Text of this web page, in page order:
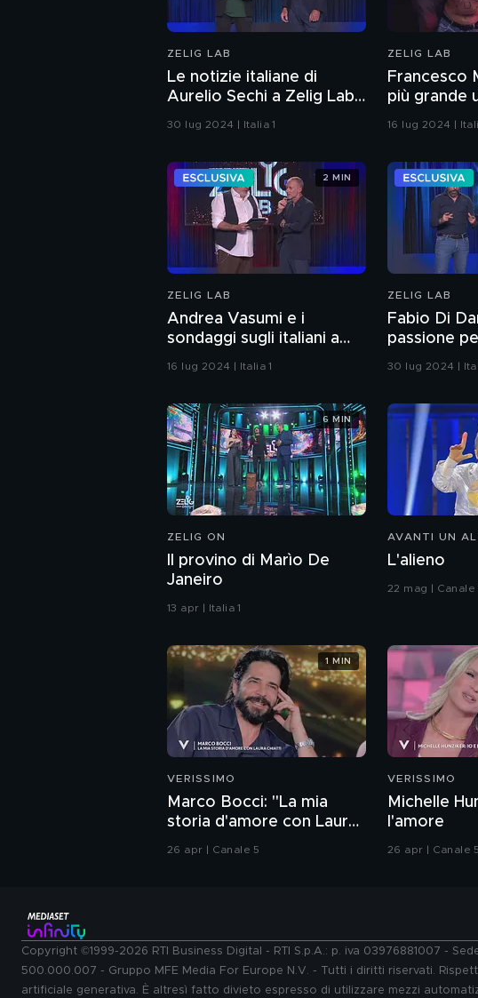
ZELIG LAB
Le notizie italiane di
Aurelio Sechi a Zelig Lab
30 lug 2024 | Italia 1
ZELIG LAB
Francesco
più grande
Davide
16 lug 2024 |
ZELIG LAB
Andrea Vasumi e i
sondaggi sugli italiani a
Zelig Lab 2024
16 lug 2024 | Italia 1
2 MIN
ZELIG LAB
Fabio Di
passione
Zelig Lab
30 lug 2024 |
ZELIG ON
Il provino di Marìo De
Janeiro
13 apr | Italia 1
6 MIN
AVANTI UN
L'alieno
22 mag | Canale
VERISSIMO
Marco Bocci: "La mia
storia d'amore con Laura
Chiatti"
26 apr | Canale 5
1 MIN
VERISSIMO
Michelle
l'amore
26 apr | Canale 5
Copyright ©1999-2026 RTI Business Digital - RTI S.p.A.: p. iva 03976881007 -
500.000.007 - Gruppo MFE Media For Europe N.V. - Tutti i diritti riservati.
artificiale generativa. È altresì fatto divieto espresso di utilizzare mezzi